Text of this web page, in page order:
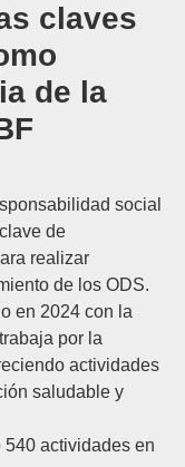
claves
de la
social
de
realizar
de los ODS.
en 2024 con la
por la
actividades
saludable y
540 actividades en